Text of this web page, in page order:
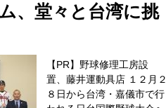
、堂々と台湾に挑
【PR】野球修理工房設
置、藤井運動具店 １２月２
８日から台湾・嘉儀市で行